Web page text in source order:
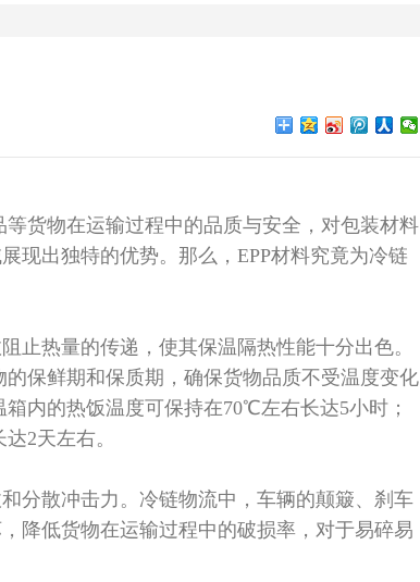
货物在运输过程中的品质与安全，对包装材料
现出独特的优势。那么， EPP材料究竟为冷链
止热量的传递，使其保温隔热性能十分出色。
保鲜期和保质期，确保货物品质不受温度变化
箱内的热饭温度可保持在70℃左右长达5小时；
达2天左右。
分散冲击力。冷链物流中，车辆的颠簸、刹车
降低货物在运输过程中的破损率，对于易碎易